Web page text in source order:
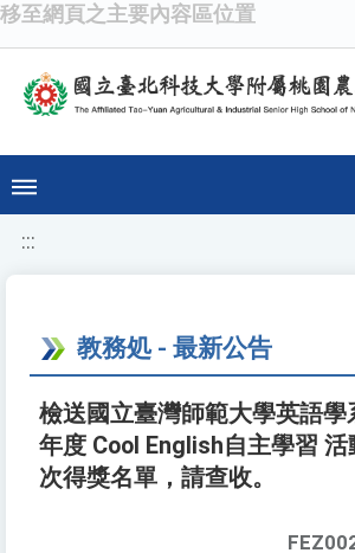
移至網頁之主要內容區位置
:::
教務処 - 最新公告
檢送國立臺灣師範大學英語學
年度 Cool English自主學習
次得獎名單，請查收。